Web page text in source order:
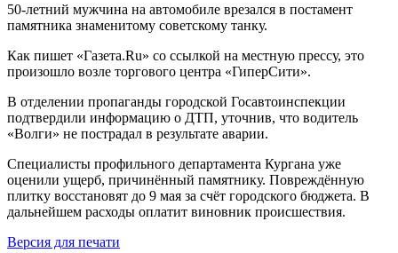
50-летний мужчина на автомобиле врезался в постамент
памятника знаменитому советскому танку.
Как пишет «Газета.Ru» со ссылкой на местную прессу, это
произошло возле торгового центра «ГиперСити».
В отделении пропаганды городской Госавтоинспекции
подтвердили информацию о ДТП, уточнив, что водитель
«Волги» не пострадал в результате аварии.
Специалисты профильного департамента Кургана уже
оценили ущерб, причинённый памятнику. Повреждённую
плитку восстановят до 9 мая за счёт городского бюджета. В
дальнейшем расходы оплатит виновник происшествия.
Версия для печати